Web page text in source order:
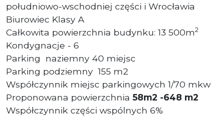
południowo-wschodniej części i Wrocławia
Biurowiec Klasy A
Całkowita powierzchnia budynku: 13 500m2
Kondygnacje - 6
Parking
naziemny 40 miejsc
Parking podziemny 155 m2
Współczynnik miejsc parkingowych 1/70 mkw
Proponowana powierzchnia 58m2 -648 m2
Współczynnik części wspólnych 6%